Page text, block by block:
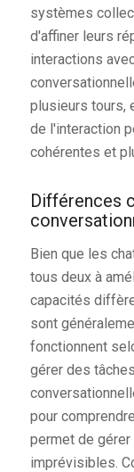
systèmes
d'affiner leurs
interactions
plusieurs tours,
de l'interaction
cohérentes et
Différences
Bien que les
tous deux à
capacités
sont
fonctionnent
gérer des
pour
permet de
imprévisibles.